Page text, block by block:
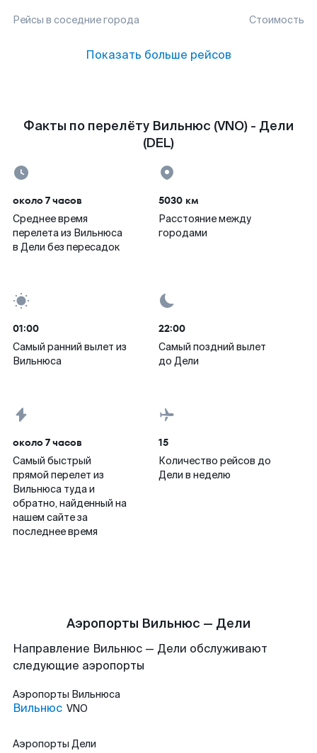
Рейсы в соседние города Стоимость
Показать больше рейсов
Факты по перелёту Вильнюс (VNO) - Дели
(DEL)
около 7 часов
Среднее время
перелета из Вильнюса
в Дели без пересадок
5030 км
Расстояние между
городами
01:00
Самый ранний вылет из
Вильнюса
22:00
Самый поздний вылет
до Дели
около 7 часов
Самый быстрый
прямой перелет из
Вильнюса туда и
обратно, найденный на
нашем сайте за
последнее время
15
Количество рейсов до
Дели в неделю
Аэропорты Вильнюс — Дели
Направление Вильнюс — Дели обслуживают
следующие аэропорты
Аэропорты Вильнюса
Вильнюс VNO
Аэропорты Дели